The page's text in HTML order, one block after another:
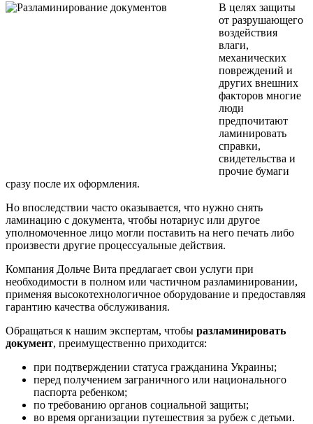
В целях защиты
от разрушающего
воздействия
влаги,
механических
повреждений и
других внешних
факторов многие
люди
предпочитают
ламинировать
справки,
свидетельства и
прочие бумаги
сразу после их оформления.
Но впоследствии часто оказывается, что нужно снять
ламинацию с документа, чтобы нотариус или другое
уполномоченное лицо могли поставить на него печать либо
произвести другие процессуальные действия.
Компания Дольче Вита предлагает свои услуги при
необходимости в полном или частичном разламинировании,
применяя высокотехнологичное оборудование и предоставляя
гарантию качества обслуживания.
Обращаться к нашим экспертам, чтобы разламинировать
документ, преимущественно приходится:
при подтверждении статуса гражданина Украины;
перед получением заграничного или национального
паспорта ребенком;
по требованию органов социальной защиты;
во время организации путешествия за рубеж с детьми.